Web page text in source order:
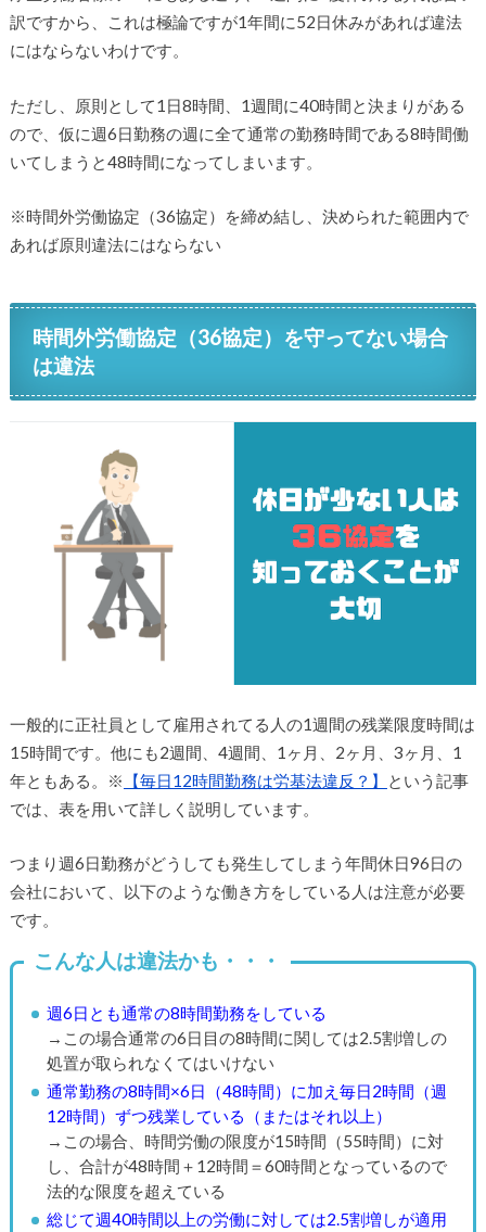
訳ですから、これは極論ですが1年間に52日休みがあれば違法
にはならないわけです。
ただし、原則として1日8時間、1週間に40時間と決まりがある
ので、仮に週6日勤務の週に全て通常の勤務時間である8時間働
いてしまうと48時間になってしまいます。
※時間外労働協定（36協定）を締め結し、決められた範囲内で
あれば原則違法にはならない
時間外労働協定（36協定）を守ってない場合
は違法
一般的に正社員として雇用されてる人の1週間の残業限度時間は
15時間です。他にも2週間、4週間、1ヶ月、2ヶ月、3ヶ月、1
年ともある。※
【毎日12時間勤務は労基法違反？】
という記事
では、表を用いて詳しく説明しています。
つまり週6日勤務がどうしても発生してしまう年間休日96日の
会社において、以下のような働き方をしている人は注意が必要
です。
こんな人は違法かも・・・
週6日とも通常の8時間勤務をしている
→この場合通常の6日目の8時間に関しては2.5割増しの
処置が取られなくてはいけない
通常勤務の8時間×6日（48時間）に加え毎日2時間（週
12時間）ずつ残業している（またはそれ以上）
→この場合、時間労働の限度が15時間（55時間）に対
し、合計が48時間＋12時間＝60時間となっているので
法的な限度を超えている
総じて週40時間以上の労働に対しては2.5割増しが適用